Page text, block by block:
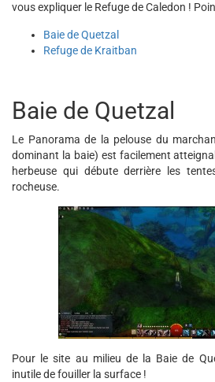
vous expliquer le Refuge de Caledon !
Baie de Quetzal
Refuge de Kraitban
Baie de Quetzal
Le Panorama de la pelouse du
dominant la baie) est facilement
herbeuse qui débute derrière les
rocheuse.
Pour le site au milieu de la Baie de
inutile de fouiller la surface !